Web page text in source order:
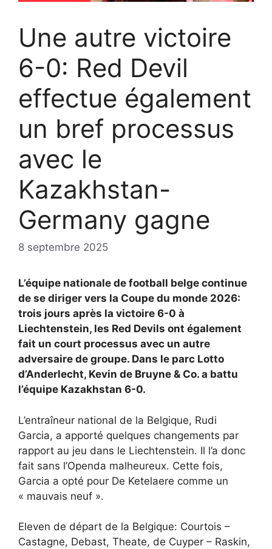
Une autre victoire
6-0: Red Devil
effectue également
un bref processus
avec le
Kazakhstan-
Germany gagne
8 septembre 2025
L’équipe nationale de football belge continue
de se diriger vers la Coupe du monde 2026:
trois jours après la victoire 6-0 à
Liechtenstein, les Red Devils ont également
fait un court processus avec un autre
adversaire de groupe. Dans le parc Lotto
d’Anderlecht, Kevin de Bruyne & Co. a battu
l’équipe Kazakhstan 6-0.
L’entraîneur national de la Belgique, Rudi
Garcia, a apporté quelques changements par
rapport au jeu dans le Liechtenstein. Il l’a donc
fait sans l’Openda malheureux. Cette fois,
Garcia a opté pour De Ketelaere comme un
« mauvais neuf ».
Eleven de départ de la Belgique: Courtois –
Castagne, Debast, Theate, de Cuyper – Raskin,